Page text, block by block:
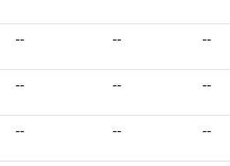
-- -- --
-- -- --
-- -- --